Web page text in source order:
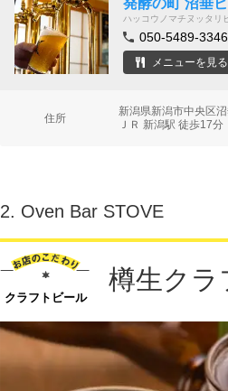
発酵の町 沼垂
ハッコウノマチヌッタリ
050-5489-3346
メニューを見る
住所
新潟県新潟市中央区
ＪＲ 新潟駅 徒歩17分
2. Oven Bar STOVE
クラフトビール
樽生クラ